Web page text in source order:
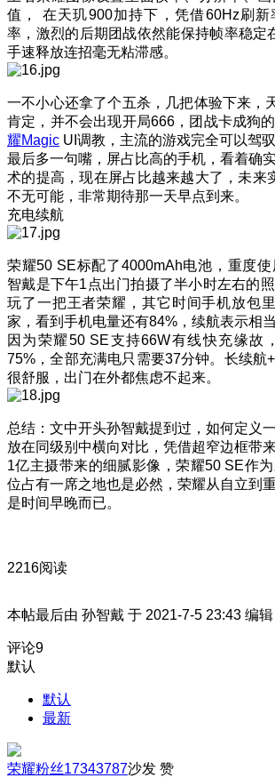
值， 在天玑900加持下，凭借60Hz刷
率，激烈的后期团战依然能保持帧率稳定
手速释放连招毫无粘滞感。
一不小心还拿了个五杀，几把体验下来，
肯定，并不会出现开局666，团战卡成狗
耀Magic UI调教，主流的游戏完全可以驾驭
最后多一句嘴，屏占比高的手机，看着确
术的提高，现在屏占比越来越大了，未来
不无可能，非常期待那一天早点到来。
充电续航
荣耀50 SE标配了4000mAh电池，重度
智戴是下午1点出门拍摄了半小时左右的
玩了一把王者荣耀，其它时间手机放包
家，看到手机电量还有84%，续航表示相当
因为荣耀50 SE支持66W有线快充缘故
75%，全部充满电只需要37分钟。长续航
很舒服，出门在外都焦虑不起来。
总结：文中开头孙智戴提到过，如何定义
放在同级别中横向对比，凭借超窄边框带
1亿主摄带来的细腻影像，荣耀50 SE作
位占有一席之地也是必然，荣耀从自立到
是时间早晚而已。
2216阅读
本帖最后由 孙智戴 于 2021-7-5 23:43 编辑
评论9
默认
默认
最新
荣耀粉丝17343787沙发 赞